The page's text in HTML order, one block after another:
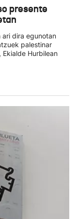
presente
dira egunotan
palestinar
Hurbilean